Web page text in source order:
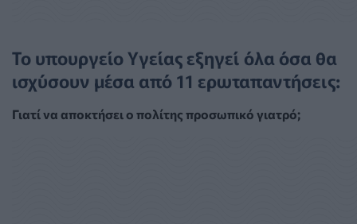
Το υπουργείο Υγείας εξηγεί όλα όσα θα
ισχύσουν μέσα από 11 ερωταπαντήσεις:
Γιατί να αποκτήσει ο πολίτης προσωπικό γιατρό;